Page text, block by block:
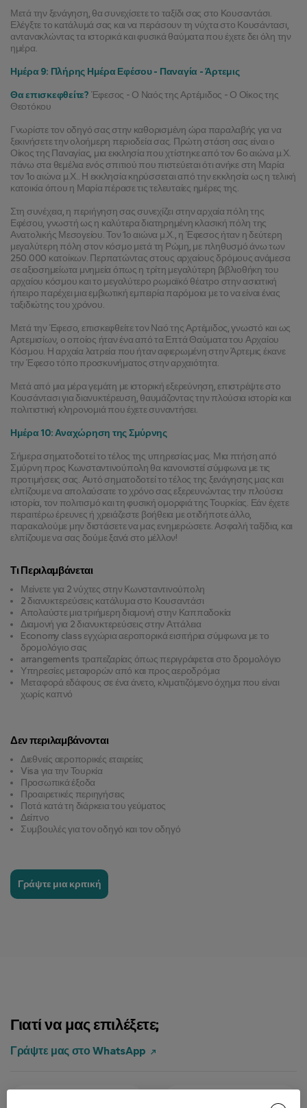
Μετά την ξενάγηση, θα συνεχίσετε το ταξίδι σας στο Κουσαντάσι.
Ελέγξτε το κατάλυμά σας και να περάσουν τη νύχτα στο Κουσάντασι,
αντανακλώντας τα ιστορικά και φυσικά θαύματα που έχετε δει όλη την
ημέρα.
Ημέρα 9: Πλήρης Ημέρα Εφέσου - Παναγία - Άρτεμις
Θα επισκεφθείτε? Έφεσος - Ο Ναός της Αρτέμιδος - Ο Οίκος της
Θεοτόκου
Γνωρίστε τον οδηγό σας στην καθορισμένη ώρα παραλαβής για να
ξεκινήσετε την ολοήμερη περιοδεία σας. Πρώτη στάση σας είναι ο
Οίκος της Παναγίας, μια εκκλησία που χτίστηκε από τον 6ο αιώνα μ.Χ.
πάνω στα θεμέλια ενός σπιτιού που πιστεύεται ότι ανήκε στη Μαρία
τον 1ο αιώνα μ.Χ.. Η εκκλησία κηρύσσεται από την εκκλησία ως η τελική
κατοικία όπου η Μαρία πέρασε τις τελευταίες ημέρες της.
Στη συνέχεια, η περιήγηση σας συνεχίζει στην αρχαία πόλη της
Εφέσου, γνωστή ως η καλύτερα διατηρημένη κλασική πόλη της
Ανατολικής Μεσογείου. Τον 1ο αιώνα μ.Χ., η Έφεσος ήταν η δεύτερη
μεγαλύτερη πόλη στον κόσμο μετά τη Ρώμη, με πληθυσμό άνω των
250.000 κατοίκων. Περπατώντας στους αρχαίους δρόμους ανάμεσα
σε αξιοσημείωτα μνημεία όπως η τρίτη μεγαλύτερη βιβλιοθήκη του
αρχαίου κόσμου και το μεγαλύτερο ρωμαϊκό θέατρο στην ασιατική
ήπειρο παρέχει μια εμβιωτική εμπειρία παρόμοια με το να είναι ένας
ταξιδιώτης του χρόνου.
Μετά την Έφεσο, επισκεφθείτε τον Ναό της Αρτέμιδος, γνωστό και ως
Αρτεμισίων, ο οποίος ήταν ένα από τα Επτά Θαύματα του Αρχαίου
Κόσμου. Η αρχαία λατρεία που ήταν αφιερωμένη στην Άρτεμις έκανε
την Έφεσο τόπο προσκυνήματος στην αρχαιότητα.
Μετά από μια μέρα γεμάτη με ιστορική εξερεύνηση, επιστρέψτε στο
Κουσάντασι για διανυκτέρευση, θαυμάζοντας την πλούσια ιστορία και
πολιτιστική κληρονομιά που έχετε συναντήσει.
Ημέρα 10: Αναχώρηση της Σμύρνης
Σήμερα σηματοδοτεί το τέλος της υπηρεσίας μας. Μια πτήση από
Σμύρνη προς Κωνσταντινούπολη θα κανονιστεί σύμφωνα με τις
προτιμήσεις σας. Αυτό σηματοδοτεί το τέλος της ξενάγησης μας και
ελπίζουμε να απολαύσατε το χρόνο σας εξερευνώντας την πλούσια
ιστορία, τον πολιτισμό και τη φυσική ομορφιά της Τουρκίας. Εάν έχετε
περαιτέρω έρευνες ή χρειάζεστε βοήθεια με οτιδήποτε άλλο,
παρακαλούμε μην διστάσετε να μας ενημερώσετε. Ασφαλή ταξίδια, και
ελπίζουμε να σας δούμε ξανά στο μέλλον!
Τι Περιλαμβάνεται
Μείνετε για 2 νύχτες στην Κωνσταντινούπολη
2 διανυκτερεύσεις κατάλυμα στο Κουσαντάσι
Απολαύστε μια τριήμερη διαμονή στην Καππαδοκία
Διαμονή για 2 διανυκτερεύσεις στην Αττάλεια
Economy class εγχώρια αεροπορικά εισιτήρια σύμφωνα με το
δρομολόγιο σας
arrangements τραπεζαρίας όπως περιγράφεται στο δρομολόγιο
Υπηρεσίες μεταφορών από και προς αεροδρόμια
Μεταφορά εδάφους σε ένα άνετο, κλιματιζόμενο όχημα που είναι
χωρίς καπνό
Δεν περιλαμβάνονται
Διεθνείς αεροπορικές εταιρείες
Visa για την Τουρκία
Προσωπικά έξοδα
Προαιρετικές περιηγήσεις
Ποτά κατά τη διάρκεια του γεύματος
Δείπνο
Συμβουλές για τον οδηγό και τον οδηγό
Γράψτε μια κριτική
Γιατί να μας επιλέξετε;
Γράψτε μας στο WhatsApp